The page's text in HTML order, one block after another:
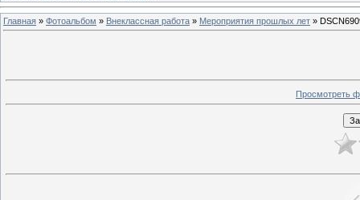
Главная » Фотоальбом » Внеклассная работа » Мероприятия прошлых лет »
Просмотреть